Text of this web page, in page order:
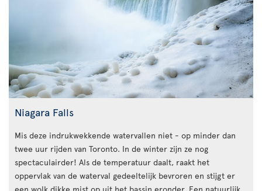
Niagara Falls
Mis deze indrukwekkende watervallen niet - op minder dan
twee uur rijden van Toronto. In de winter zijn ze nog
spectaculairder! Als de temperatuur daalt, raakt het
oppervlak van de waterval gedeeltelijk bevroren en stijgt er